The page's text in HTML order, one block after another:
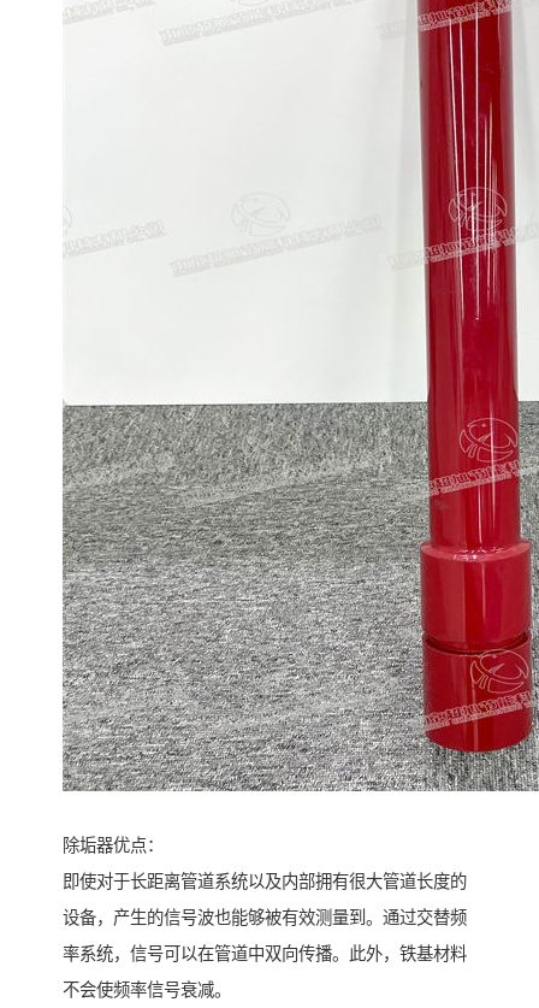
除垢器优点：
即使对于长距离管道系统以及内部拥有很大管道长度的
设备，产生的信号波也能够被有效测量到。通过交替频
率系统，信号可以在管道中双向传播。此外，铁基材料
不会使频率信号衰减。